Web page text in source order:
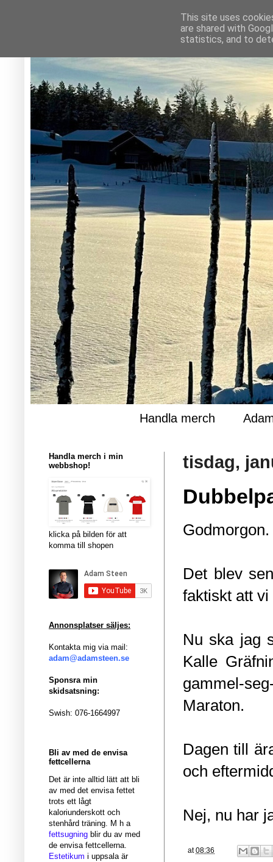
Handla merch
tisdag,
Godmorgon.
Det blev
faktiskt att
Nu ska jag
Kalle
gammel-
Maraton.
Dagen till
och
Nej, nu har
at08:36
Handla merch i min
webbshop!
klicka på bilden för att
komma till shopen
Annonsplatser säljes:
Kontakta mig via mail:
adam@adamsteen.se
Sponsra min
skidsatsning:
Swish: 076-1664997
Bli av med de envisa
fettcellerna
Det är inte alltid lätt att bli
av med det envisa fettet
trots ett lågt
kaloriunderskott och
stenhård träning. M h a
fettsugning blir du av med
de envisa fettcellerna.
Estetikum i uppsala är
This site uses
are shared with
statistics, and to